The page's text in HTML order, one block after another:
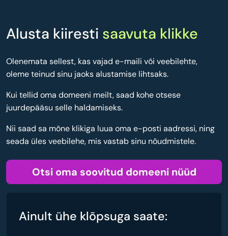
Alusta kiiresti saavuta klikke
Olenemata sellest, kas vajad e-maili või veebilehte,
oleme teinud sinu jaoks alustamise lihtsaks.
Kui tellid oma domeeni meilt, saad kohe otsese
juurdepääsu selle haldamiseks.
Nii saad sa mõne klikiga luua oma e-posti aadressi, ning
seada üles veebilehe, mis vastab sinu nõudmistele.
Otsi oma soovitud domeeni nüüd
Ainult ühe klõpsuga saate: